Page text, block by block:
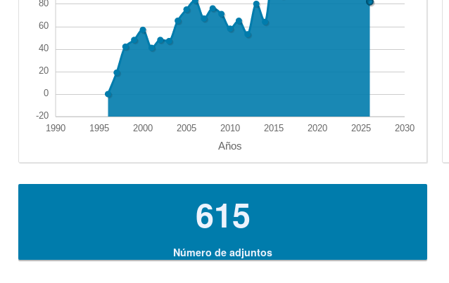
615
Número de adjuntos